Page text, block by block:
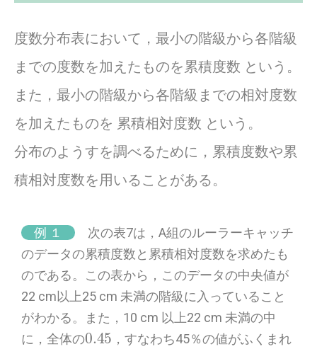
度数分布表において，最小の階級から各階級
までの度数を加えたものを累積度数 という。
また，最小の階級から各階級までの相対度数
を加えたものを 累積相対度数 という。
分布のようすを調べるために，累積度数や累
積相対度数を用いることがある。
例 １ 次の表7は，A組のルーラーキャッチ
のデータの累積度数と累積相対度数を求めたも
のである。この表から，このデータの中央値が
22 cm以上25 cm 未満の階級に入っていること
がわかる。また，10 cm 以上22 cm 未満の中
に，全体の
0.45
，すなわち45％の値がふくまれ